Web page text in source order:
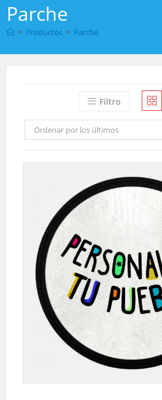
Parche
> Productos > Parche
Filtro
Ordenar por los últimos